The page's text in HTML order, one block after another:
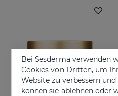
Bei Sesderma verwenden
Cookies von Dritten, um
Website zu verbessern und
können sie ablehnen oder